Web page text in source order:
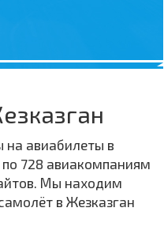
на авиабилеты в
728 авиакомпаниям
Мы находим
в Жезказган